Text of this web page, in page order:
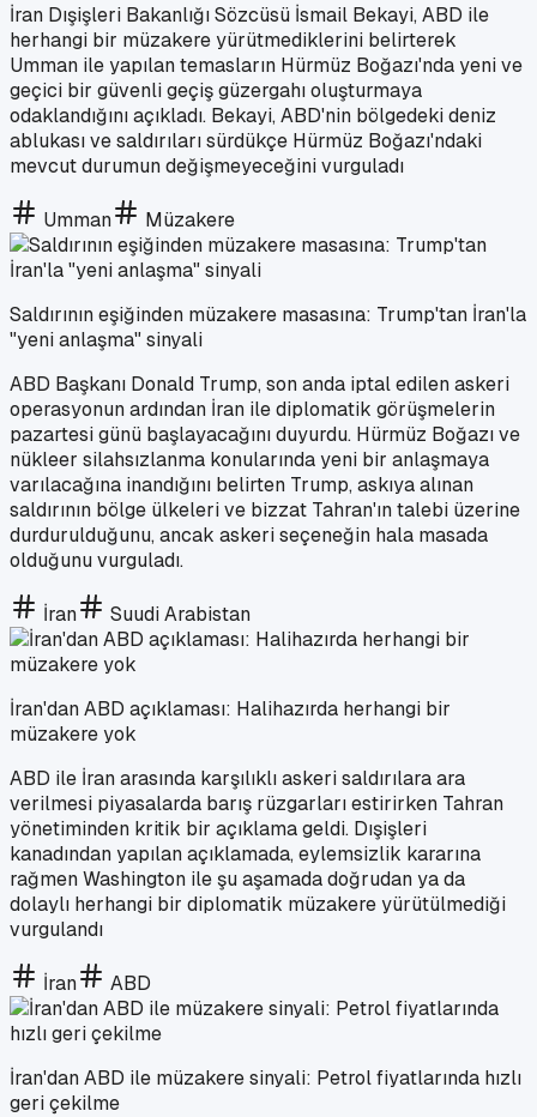
İran Dışişleri Bakanlığı Sözcüsü İsmail Bekayi, ABD ile
herhangi bir müzakere yürütmediklerini belirterek
Umman ile yapılan temasların Hürmüz Boğazı'nda yeni ve
geçici bir güvenli geçiş güzergahı oluşturmaya
odaklandığını açıkladı. Bekayi, ABD'nin bölgedeki deniz
ablukası ve saldırıları sürdükçe Hürmüz Boğazı'ndaki
mevcut durumun değişmeyeceğini vurguladı
Umman Müzakere
Saldırının eşiğinden müzakere masasına: Trump'tan İran'la
"yeni anlaşma" sinyali
ABD Başkanı Donald Trump, son anda iptal edilen askeri
operasyonun ardından İran ile diplomatik görüşmelerin
pazartesi günü başlayacağını duyurdu. Hürmüz Boğazı ve
nükleer silahsızlanma konularında yeni bir anlaşmaya
varılacağına inandığını belirten Trump, askıya alınan
saldırının bölge ülkeleri ve bizzat Tahran'ın talebi üzerine
durdurulduğunu, ancak askeri seçeneğin hala masada
olduğunu vurguladı.
İran Suudi Arabistan
İran'dan ABD açıklaması: Halihazırda herhangi bir
müzakere yok
ABD ile İran arasında karşılıklı askeri saldırılara ara
verilmesi piyasalarda barış rüzgarları estirirken Tahran
yönetiminden kritik bir açıklama geldi. Dışişleri
kanadından yapılan açıklamada, eylemsizlik kararına
rağmen Washington ile şu aşamada doğrudan ya da
dolaylı herhangi bir diplomatik müzakere yürütülmediği
vurgulandı
İran ABD
İran'dan ABD ile müzakere sinyali: Petrol fiyatlarında hızlı
geri çekilme